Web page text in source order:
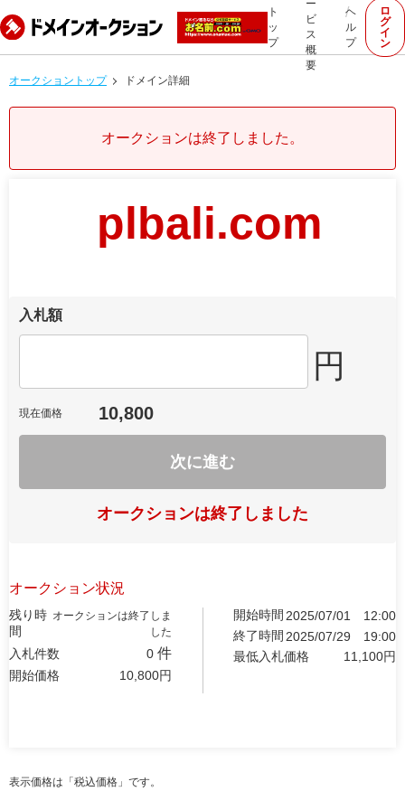
ト
ッ
プ
ー
ビ
ス
概
要
ヘ
ル
プ
ロ
グ
イ
ン
オークショントップ ドメイン詳細
オークションは終了しました。
plbali.com
入札額
円
現在価格 10,800
次に進む
オークションは終了しました
オークション状況
残り時
間
オークションは終了しま
した
入札件数 0 件
開始価格 10,800円
開始時間 2025/07/01
12:00
終了時間 2025/07/29
19:00
最低入札価格
11,100円
表示価格は「税込価格」です。